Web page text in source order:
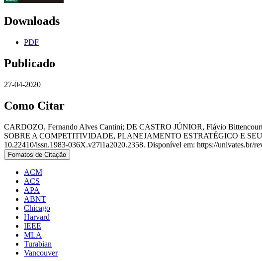
Downloads
PDF
Publicado
27-04-2020
Como Citar
CARDOZO, Fernando Alves Cantini; DE CASTRO JÚNIOR, Flávio
SOBRE A COMPETITIVIDADE, PLANEJAMENTO ESTRATÉGICO E
10.22410/issn.1983-036X.v27i1a2020.2358. Disponível em: https://univates.br/
Fomatos de Citação
ACM
ACS
APA
ABNT
Chicago
Harvard
IEEE
MLA
Turabian
Vancouver